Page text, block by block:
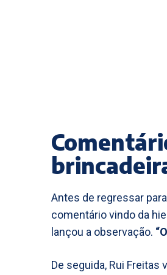
Antes de regressar
comentário vindo da
lançou a observação.
De seguida, Rui